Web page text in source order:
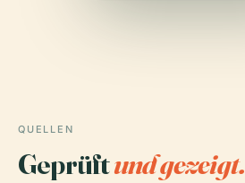
QUELLEN
Geprüftund gezeigt.